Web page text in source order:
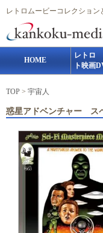
レトロムービーコレクショ
HOME
レトロ
ト映画
TOP > 宇宙人
惑星アドベンチャー ス